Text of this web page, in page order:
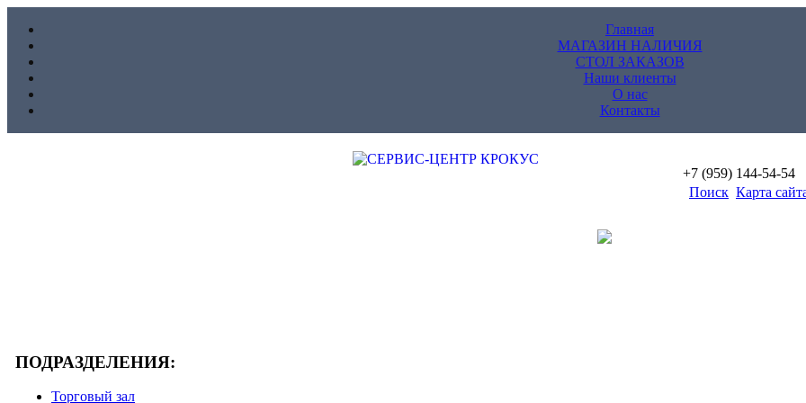
Главная
МАГАЗИН НАЛИЧИЯ
СТОЛ ЗАКАЗОВ
Наши клиенты
О нас
Контакты
+7 (959) 144-54-54
Поиск Карта
ПОДРАЗДЕЛЕНИЯ:
Торговый зал